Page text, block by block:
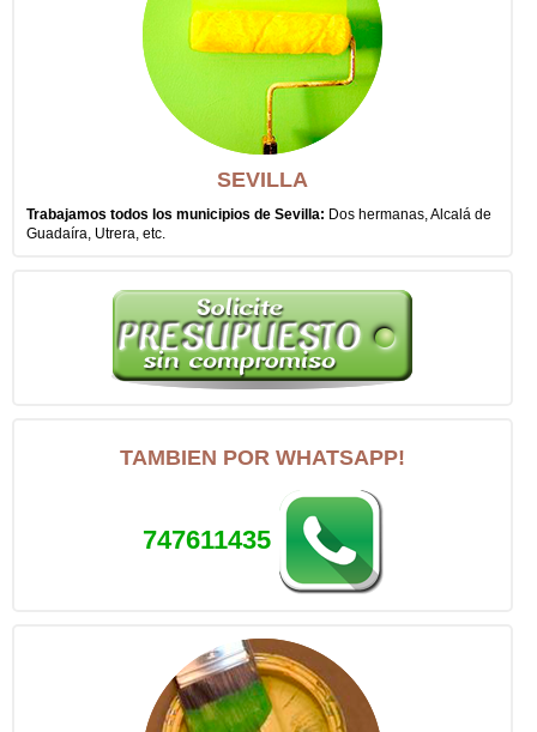
SEVILLA
Trabajamos todos los municipios de Sevilla: Dos hermanas, Alcalá de
Guadaíra, Utrera, etc.
TAMBIEN POR WHATSAPP!
747611435